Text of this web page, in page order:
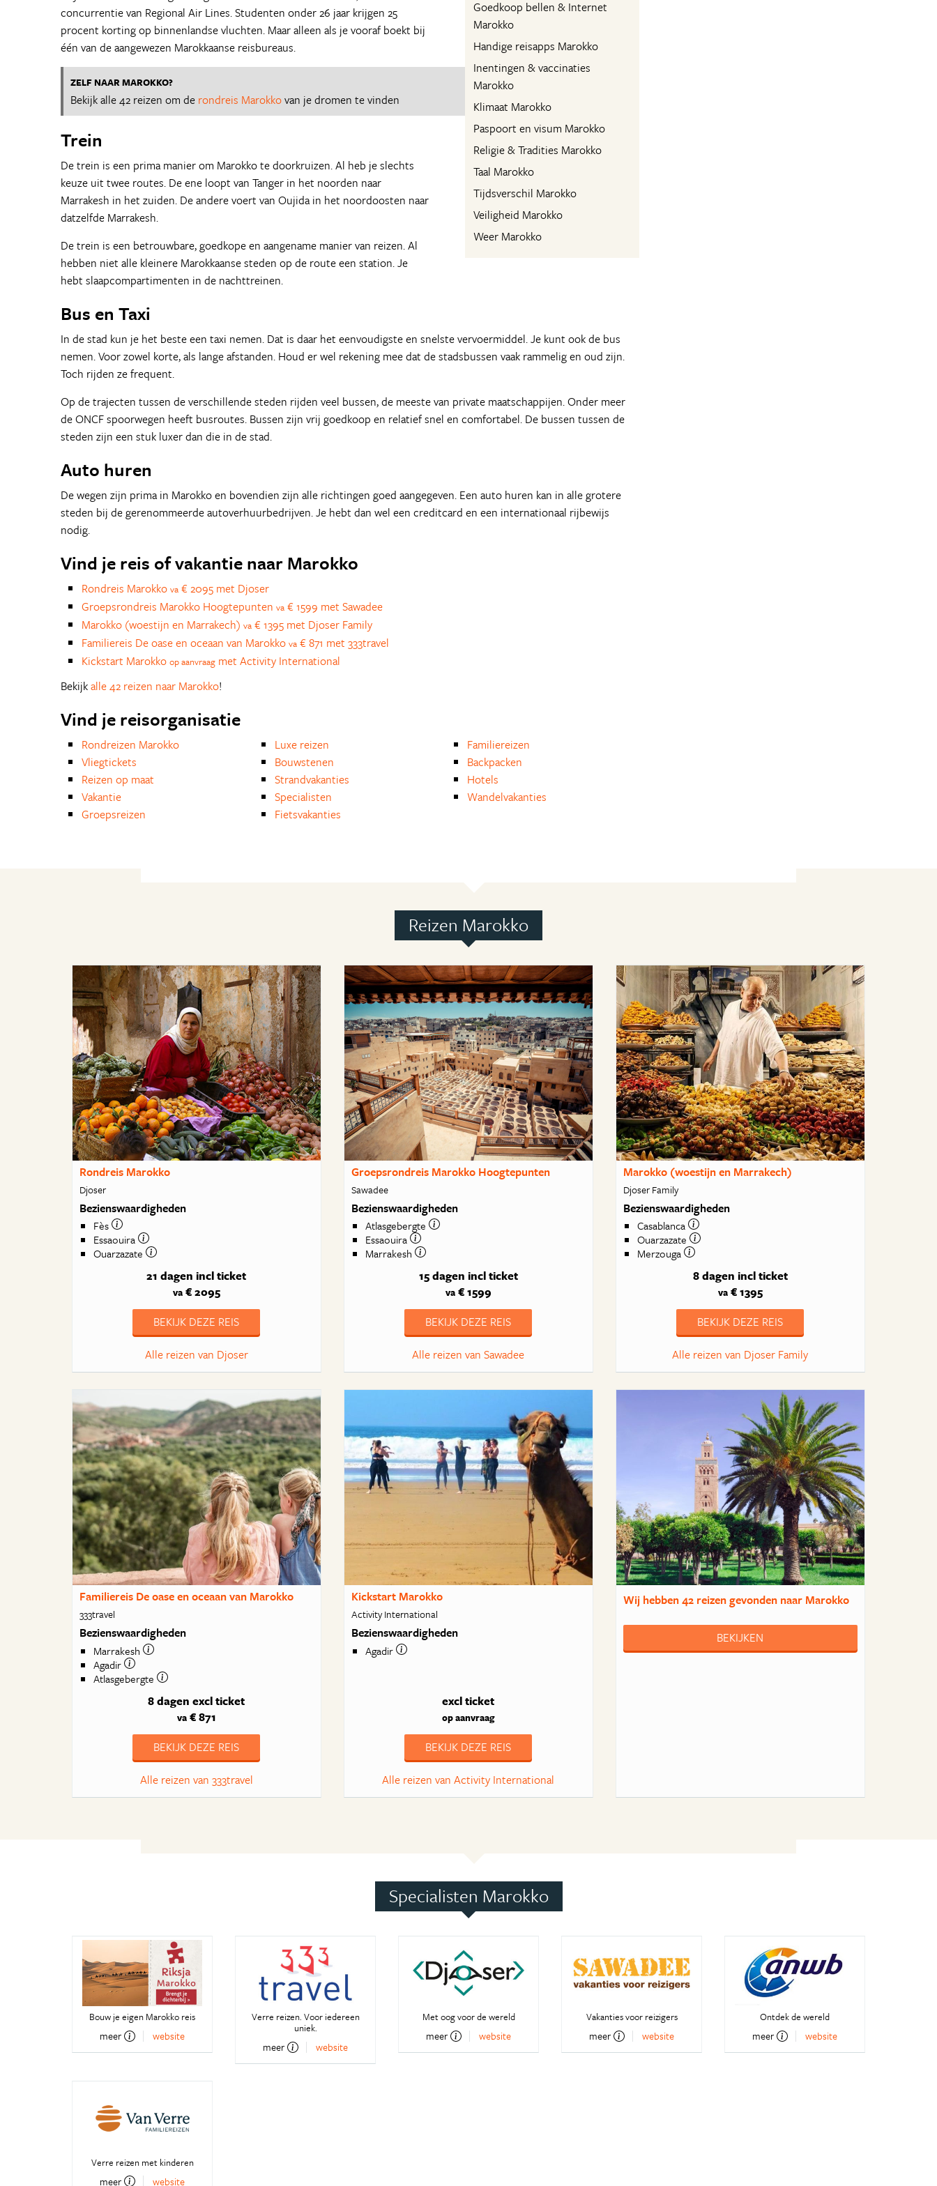
Goedkoop bellen & Internet
Marokko
Handige reisapps Marokko
Inentingen & vaccinaties
Marokko
Klimaat Marokko
Paspoort en visum Marokko
Religie & Tradities Marokko
Taal Marokko
Tijdsverschil Marokko
Veiligheid Marokko
Weer Marokko
concurrentie van Regional Air Lines. Studenten onder 26 jaar krijgen 25
procent korting op binnenlandse vluchten. Maar alleen als je vooraf boekt bij
één van de aangewezen Marokkaanse reisbureaus.
ZELF NAAR MAROKKO?
Bekijk alle 42 reizen om de rondreis Marokkovan je dromen te vinden
Trein
De trein is een prima manier om Marokko te doorkruizen. Al heb je slechts
keuze uit twee routes. De ene loopt van Tanger in het noorden naar
Marrakesh in het zuiden. De andere voert van Oujida in het noordoosten naar
datzelfde Marrakesh.
De trein is een betrouwbare, goedkope en aangename manier van reizen. Al
hebben niet alle kleinere Marokkaanse steden op de route een station. Je
hebt slaapcompartimenten in de nachttreinen.
Bus en Taxi
In de stad kun je het beste een taxi nemen. Dat is daar het eenvoudigste en snelste vervoermiddel. Je kunt ook de bus
nemen. Voor zowel korte, als lange afstanden. Houd er wel rekening mee dat de stadsbussen vaak rammelig en oud zijn.
Toch rijden ze frequent.
Op de trajecten tussen de verschillende steden rijden veel bussen, de meeste van private maatschappijen. Onder meer
de ONCF spoorwegen heeft busroutes. Bussen zijn vrij goedkoop en relatief snel en comfortabel. De bussen tussen de
steden zijn een stuk luxer dan die in de stad.
Auto huren
De wegen zijn prima in Marokko en bovendien zijn alle richtingen goed aangegeven. Een auto huren kan in alle grotere
steden bij de gerenommeerde autoverhuurbedrijven. Je hebt dan wel een creditcard en een internationaal rijbewijs
nodig.
Vind je reis of vakantie naar Marokko
Rondreis Marokko va € 2095 met Djoser
Groepsrondreis Marokko Hoogtepunten va € 1599 met Sawadee
Marokko (woestijn en Marrakech) va € 1395 met Djoser Family
Familiereis De oase en oceaan van Marokko va € 871 met 333travel
Kickstart Marokko op aanvraag met Activity International
Bekijkalle 42 reizen naar Marokko!
Vind je reisorganisatie
Rondreizen Marokko
Vliegtickets
Reizen op maat
Vakantie
Groepsreizen
Luxe reizen
Bouwstenen
Strandvakanties
Specialisten
Fietsvakanties
Familiereizen
Backpacken
Hotels
Wandelvakanties
Reizen Marokko
Rondreis Marokko
Djoser
Bezienswaardigheden
Fès
Essaouira
Ouarzazate
21 dagen incl ticket
va€ 2095
BEKIJK DEZE REIS
Alle reizen van Djoser
Groepsrondreis Marokko Hoogtepunten
Sawadee
Bezienswaardigheden
Atlasgebergte
Essaouira
Marrakesh
15 dagen incl ticket
va€ 1599
BEKIJK DEZE REIS
Alle reizen van Sawadee
Marokko (woestijn en Marrakech)
Djoser Family
Bezienswaardigheden
Casablanca
Ouarzazate
Merzouga
8 dagen incl ticket
va€ 1395
BEKIJK DEZE REIS
Alle reizen van Djoser Family
Familiereis De oase en oceaan van Marokko
333travel
Bezienswaardigheden
Marrakesh
Agadir
Atlasgebergte
8 dagen excl ticket
va€ 871
BEKIJK DEZE REIS
Alle reizen van 333travel
Kickstart Marokko
Activity International
Bezienswaardigheden
Agadir
excl ticket
op aanvraag
BEKIJK DEZE REIS
Alle reizen van Activity International
Wij hebben42 reizengevonden naar Marokko
BEKIJKEN
Specialisten Marokko
Bouw je eigen Marokko reis
meer website
Verre reizen. Voor iedereen
uniek.
meer website
Met oog voor de wereld
meer website
Vakanties voor reizigers
meer website
Ontdek de wereld
meer website
Verre reizen met kinderen
meer website